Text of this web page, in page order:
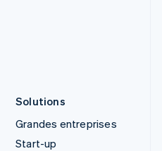
Solutions
Grandes entreprises
Start-up